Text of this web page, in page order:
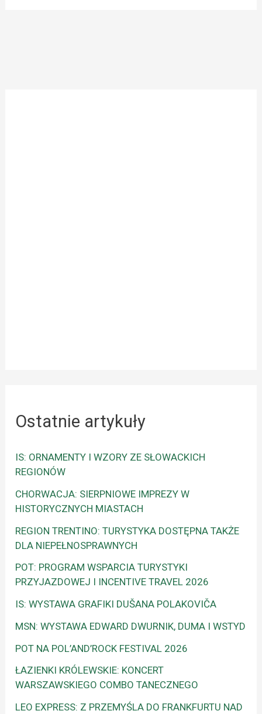
Ostatnie artykuły
IS: ORNAMENTY I WZORY ZE SŁOWACKICH
REGIONÓW
CHORWACJA: SIERPNIOWE IMPREZY W
HISTORYCZNYCH MIASTACH
REGION TRENTINO: TURYSTYKA DOSTĘPNA TAKŻE
DLA NIEPEŁNOSPRAWNYCH
POT: PROGRAM WSPARCIA TURYSTYKI
PRZYJAZDOWEJ I INCENTIVE TRAVEL 2026
IS: WYSTAWA GRAFIKI DUŠANA POLAKOVIČA
MSN: WYSTAWA EDWARD DWURNIK, DUMA I WSTYD
POT NA POL’AND’ROCK FESTIVAL 2026
ŁAZIENKI KRÓLEWSKIE: KONCERT
WARSZAWSKIEGO COMBO TANECZNEGO
LEO EXPRESS: Z PRZEMYŚLA DO FRANKFURTU NAD